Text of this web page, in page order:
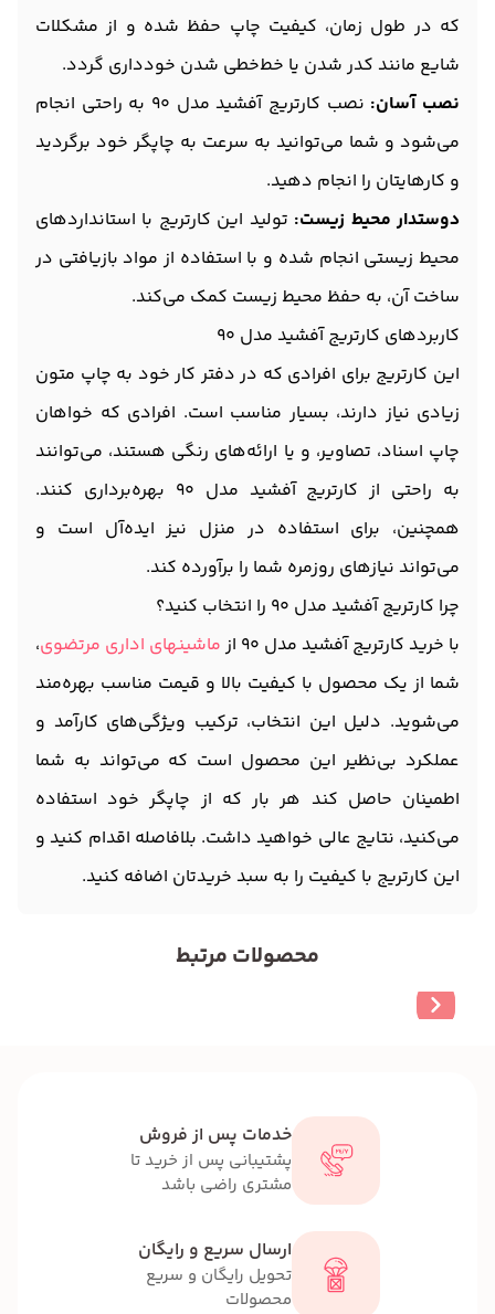
که در طول زمان، کیفیت چاپ حفظ شده و از مشکلات
شایع مانند کدر شدن یا خط‌خطی شدن خودداری گردد.
نصب آسان:
نصب کارتریج آفشید مدل 90 به راحتی انجام
می‌شود و شما می‌توانید به سرعت به چاپگر خود برگردید
و کارهایتان را انجام دهید.
دوستدار محیط زیست: تولید این کارتریج با استانداردهای
محیط زیستی انجام شده و با استفاده از مواد بازیافتی در
ساخت آن، به حفظ محیط زیست کمک می‌کند.
کاربردهای کارتریج آفشید مدل 90
این کارتریج برای افرادی که در دفتر کار خود به چاپ متون
زیادی نیاز دارند، بسیار مناسب است. افرادی که خواهان
چاپ اسناد، تصاویر، و یا ارائه‌های رنگی هستند، می‌توانند
به راحتی از کارتریج آفشید مدل 90 بهره‌برداری کنند.
همچنین، برای استفاده در منزل نیز ایده‌آل است و
می‌تواند نیازهای روزمره شما را برآورده کند.
چرا کارتریج آفشید مدل 90 را انتخاب کنید؟
با خرید کارتریج آفشید مدل 90 از
ماشینهای اداری مرتضوی،
شما از یک محصول با کیفیت بالا و قیمت مناسب بهره‌مند
می‌شوید. دلیل این انتخاب، ترکیب ویژگی‌های کارآمد و
عملکرد بی‌نظیر این محصول است که می‌تواند به شما
اطمینان حاصل کند هر بار که از چاپگر خود استفاده
می‌کنید، نتایج عالی خواهید داشت. بلافاصله اقدام کنید و
این کارتریج با کیفیت را به سبد خریدتان اضافه کنید.
محصولات مرتبط
خدمات پس از فروش
پشتیبانی پس از خرید تا
مشتری راضی باشد
ارسال سریع و رایگان
تحویل رایگان و سریع
محصولات